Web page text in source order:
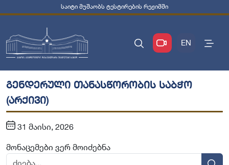
საიტი მუშაობს ტესტირების რეჟიმში
EN
გენდერული თანასწორობის საბჭო
(არქივი)
31 მაისი, 2026
მონაცემები ვერ მოიძებნა